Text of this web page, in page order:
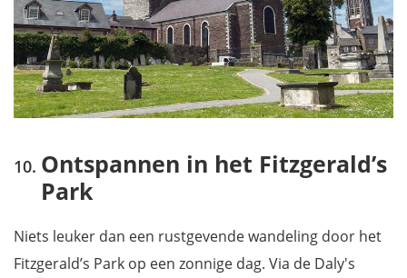
Ontspannen in het Fitzgerald’s
Park
Niets leuker dan een rustgevende wandeling door het
Fitzgerald’s Park op een zonnige dag. Via de Daly's